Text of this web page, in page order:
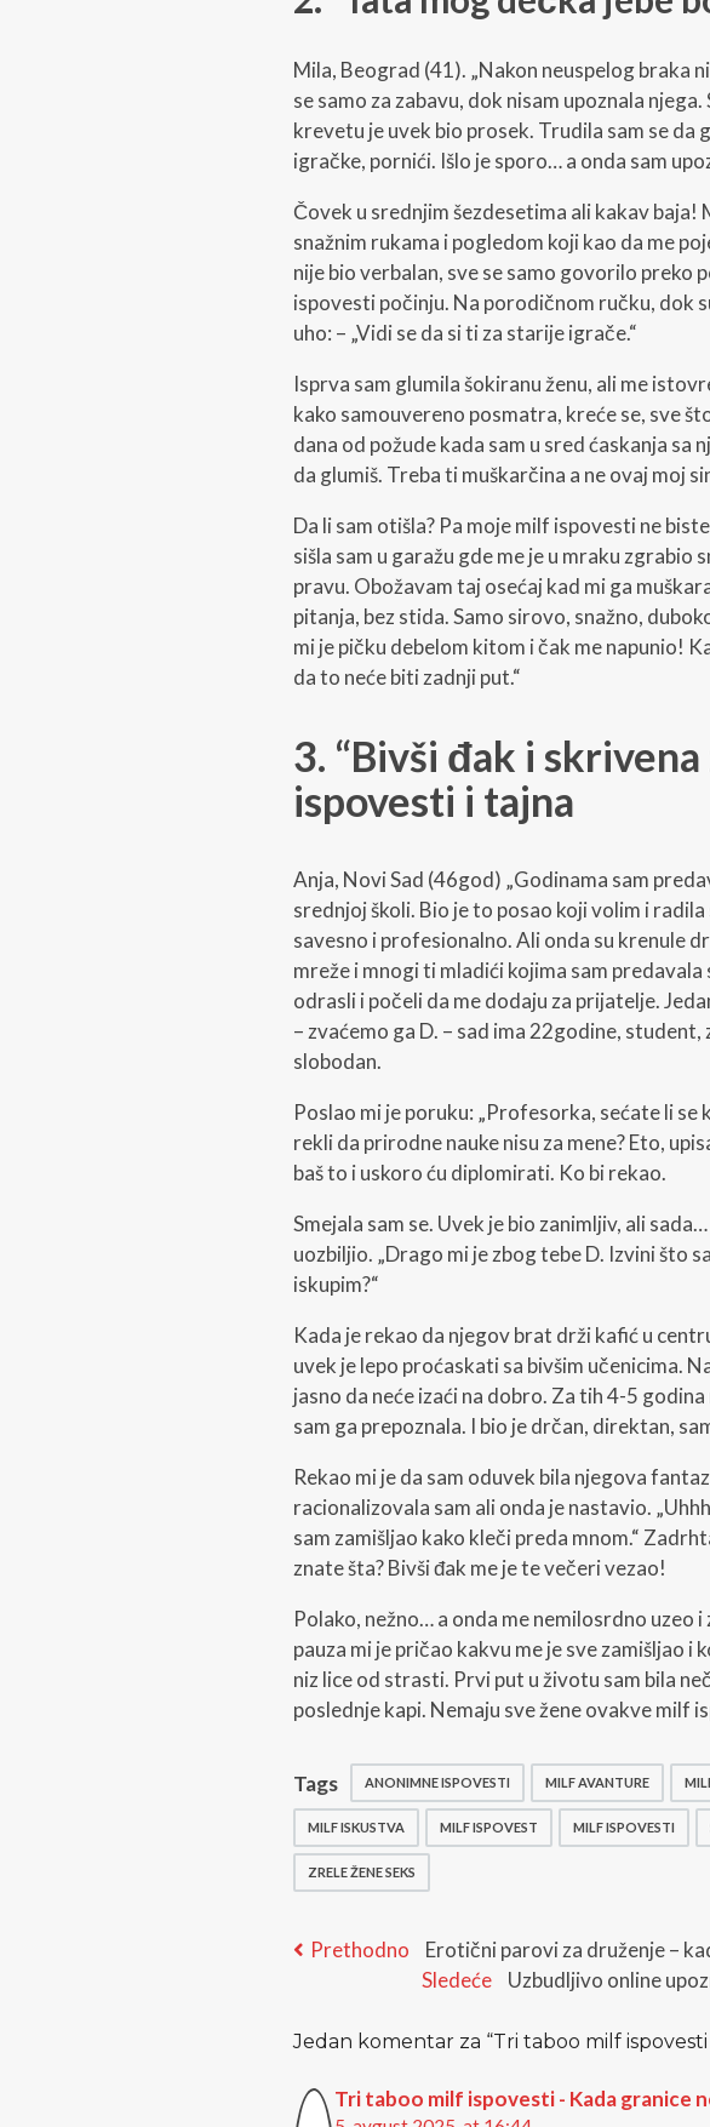
Mila, Beograd (41). „Nakon neuspelog braka
se samo za zabavu, dok nisam upoznala
krevetu je uvek bio prosek. Trudila sam se da
igračke, pornići. Išlo je sporo… a onda sam
Čovek u srednjim šezdesetima ali kakav baja!
snažnim rukama i pogledom koji kao da me
nije bio verbalan, sve se samo govorilo preko
ispovesti počinju. Na porodičnom ručku, dok
uho: – „Vidi se da si ti za starije igrače.“
Isprva sam glumila šokiranu ženu, ali me
kako samouvereno posmatra, kreće se, sve
dana od požude kada sam u sred ćaskanja sa
da glumiš. Treba ti muškarčina a ne ovaj moj
Da li sam otišla? Pa moje milf ispovesti ne
sišla sam u garažu gde me je u mraku zgrabio
pravu. Obožavam taj osećaj kad mi ga
pitanja, bez stida. Samo sirovo, snažno,
mi je pičku debelom kitom i čak me napunio!
da to neće biti zadnji put.“
3. “Bivši đak i
ispovesti i tajna
Anja, Novi Sad (46god) „Godinama sam
srednjoj školi. Bio je to posao koji volim i radila
savesno i profesionalno. Ali onda su krenule
mreže i mnogi ti mladići kojima sam predavala
odrasli i počeli da me dodaju za prijatelje.
– zvaćemo ga D. – sad ima 22godine, student,
slobodan.
Poslao mi je poruku: „Profesorka, sećate li se
rekli da prirodne nauke nisu za mene? Eto,
baš to i uskoro ću diplomirati. Ko bi rekao.
Smejala sam se. Uvek je bio zanimljiv, ali
uozbiljio. „Drago mi je zbog tebe D. Izvini što
iskupim?“
Kada je rekao da njegov brat drži kafić u
uvek je lepo proćaskati sa bivšim učenicima.
jasno da neće izaći na dobro. Za tih 4-5
sam ga prepoznala. I bio je drčan, direktan,
Rekao mi je da sam oduvek bila njegova
racionalizovala sam ali onda je nastavio.
sam zamišljao kako kleči preda mnom.“
znate šta? Bivši đak me je te večeri vezao!
Polako, nežno… a onda me nemilosrdno uzeo
pauza mi je pričao kakvu me je sve zamišljao i
niz lice od strasti. Prvi put u životu sam bila
poslednje kapi. Nemaju sve žene ovakve milf
Tags ANONIMNE ISPOVESTI MILF AVANTURE
MILF ISKUSTVA MILF ISPOVEST MILF ISPOVESTI
ZRELE ŽENE SEKS
Kretanje
Prethodno
Previous
post:
Erotični parovi za druženje –
Sledeće
Next
Uzbudljivo online
Jedan komentar za “Tri taboo milf
Tri taboo milf ispovesti - Kada granice